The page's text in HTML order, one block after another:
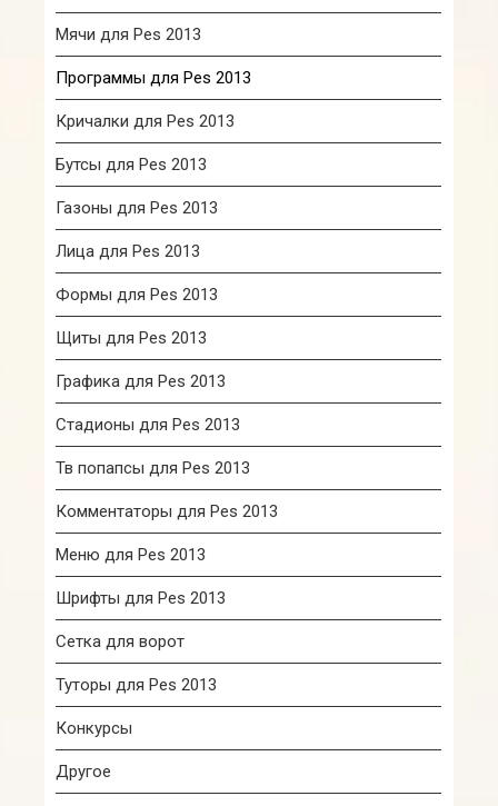
Мячи для Pes 2013
Программы для Pes 2013
Кричалки для Pes 2013
Бутсы для Pes 2013
Газоны для Pes 2013
Лица для Pes 2013
Формы для Pes 2013
Щиты для Pes 2013
Графика для Pes 2013
Стадионы для Pes 2013
Тв попапсы для Pes 2013
Комментаторы для Pes 2013
Меню для Pes 2013
Шрифты для Pes 2013
Сетка для ворот
Туторы для Pes 2013
Конкурсы
Другое